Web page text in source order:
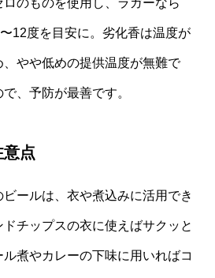
のものを使用し、ラガーなら
12度を目安に。劣化香は温度が
、やや低めの提供温度が無難で
、予防が最善です。
点
ールは、衣や煮込みに活用でき
チップスの衣に使えばサクッと
煮やカレーの下味に用いればコ